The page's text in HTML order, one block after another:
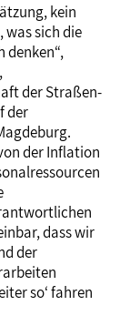
kein
was sich die
denken“,
der Straßen-
der
der Inflation
dass wir
der
so‘ fahren